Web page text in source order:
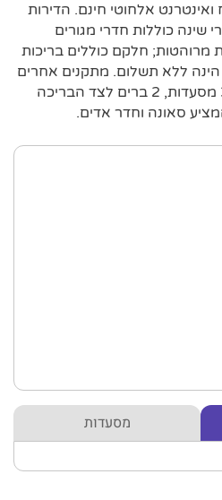
ואינטרנט אלחוטי חינם. הדירות
שינה אחד עד 3 חדרי שינה כוללות חדרי מגורים
מרוהטות; חלקם כוללים בריכות
הינה ללא תשלום. מתקנים אחרים
כוללים 3 בריכות חיצוניות, 3 מסעדות, 2 ברים לצד הבריכה
סאונה וחדר אדים.
מסעדות